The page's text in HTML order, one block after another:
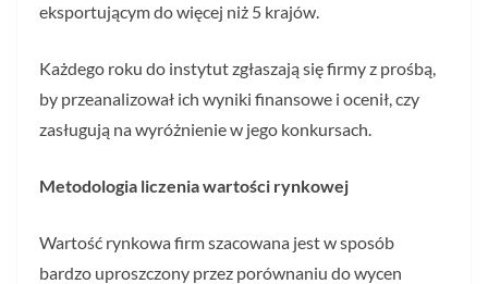
eksportującym do więcej niż 5 krajów.
Każdego roku do instytut zgłaszają się firmy z prośbą,
by przeanalizował ich wyniki finansowe i ocenił, czy
zasługują na wyróżnienie w jego konkursach.
Metodologia liczenia wartości rynkowej
Wartość rynkowa firm szacowana jest w sposób
bardzo uproszczony przez porównaniu do wycen